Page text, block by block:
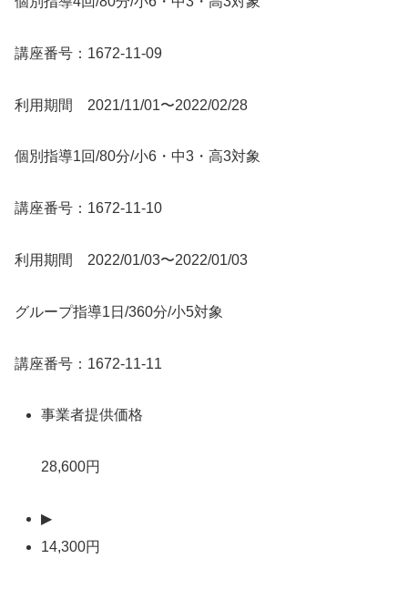
講座番号：1672-11-09
利用期間 2021/11/01〜2022/02/28
個別指導1回/80分/小6・中3・高3対象
講座番号：1672-11-10
利用期間 2022/01/03〜2022/01/03
グループ指導1日/360分/小5対象
講座番号：1672-11-11
事業者提供価格
28,600円
▶
14,300円